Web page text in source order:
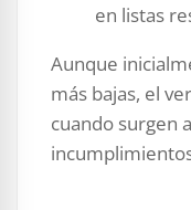
en listas
Aunque
más bajas, el
cuando surgen